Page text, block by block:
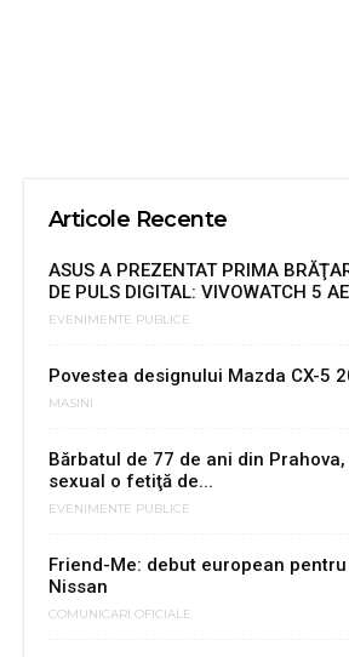
Articole Recente
ASUS A PREZENTAT PRIMA
DE PULS DIGITAL: VIVOWATCH 5
EVENIMENTE PUBLICE
Povestea designului Mazda CX-5
MASINI
Bărbatul de 77 de ani din
sexual o fetiţă de...
EVENIMENTE PUBLICE
Friend-Me: debut european
Nissan
COMUNICARI OFICIALE